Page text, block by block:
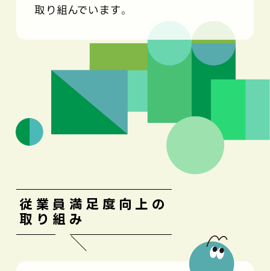
取り組んでいます。
従業員満足度向上の
取り組み